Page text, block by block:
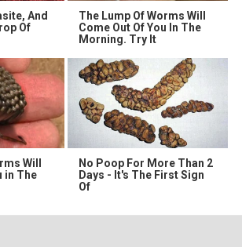
And
Of
The Lump Of Worms Will
Come Out Of You In The
Morning. Try It
Will
in The
No Poop For More Than 2
Days - It's The First Sign
Of